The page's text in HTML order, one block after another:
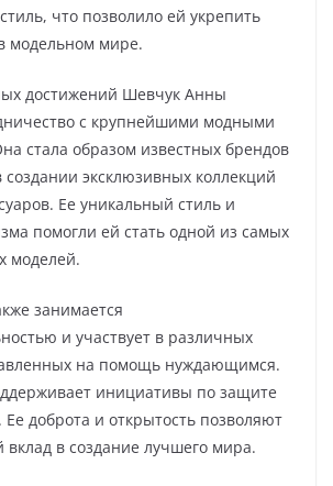
что позволило ей укрепить
модельном мире.
достижений Шевчук Анны
с крупнейшими модными
стала образом известных брендов
создании эксклюзивных коллекций
Ее уникальный стиль и
помогли ей стать одной из самых
моделей.
занимается
и участвует в различных
на помощь нуждающимся.
инициативы по защите
доброта и открытость позволяют
вклад в создание лучшего мира.